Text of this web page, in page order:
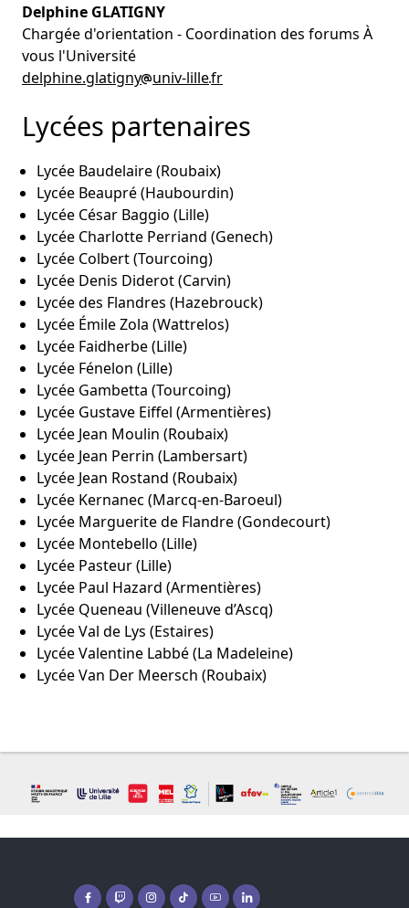
Delphine GLATIGNY
Chargée d'orientation - Coordination des forums À
vous l'Université
delphine.glatigny univ-lillefr
Lycées partenaires
Lycée Baudelaire (Roubaix)
Lycée Beaupré (Haubourdin)
Lycée César Baggio (Lille)
Lycée Charlotte Perriand (Genech)
Lycée Colbert (Tourcoing)
Lycée Denis Diderot (Carvin)
Lycée des Flandres (Hazebrouck)
Lycée Émile Zola (Wattrelos)
Lycée Faidherbe (Lille)
Lycée Fénelon (Lille)
Lycée Gambetta (Tourcoing)
Lycée Gustave Eiffel (Armentières)
Lycée Jean Moulin (Roubaix)
Lycée Jean Perrin (Lambersart)
Lycée Jean Rostand (Roubaix)
Lycée Kernanec (Marcq-en-Baroeul)
Lycée Marguerite de Flandre (Gondecourt)
Lycée Montebello (Lille)
Lycée Pasteur (Lille)
Lycée Paul Hazard (Armentières)
Lycée Queneau (Villeneuve d’Ascq)
Lycée Val de Lys (Estaires)
Lycée Valentine Labbé (La Madeleine)
Lycée Van Der Meersch (Roubaix)
Facebook ( nouvelle fenêtre)
Twitch ( nouvelle fenêtre)
Instagram ( nouvelle fenêtre)
Tiktok ( nouvelle fenêtre)
Youtube ( nouvelle fenêtre)
Linkedin ( nouvelle